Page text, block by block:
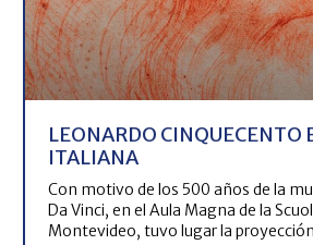
LEONARDO CINQUECENTO
ITALIANA
Con motivo de los 500 años de la
Da Vinci, en el Aula Magna de la
Montevideo, tuvo lugar la